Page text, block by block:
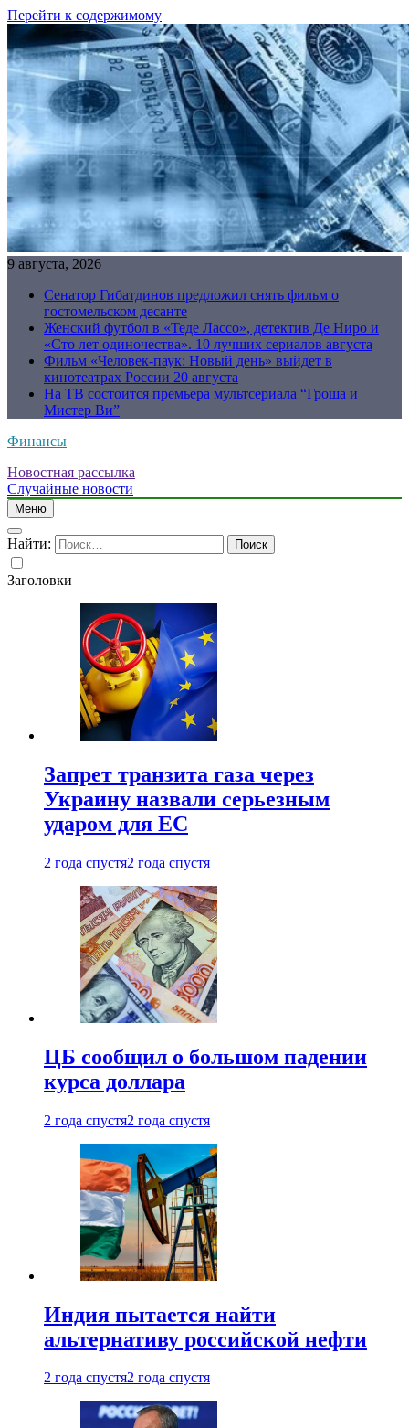
Перейти к содержимому
9 августа, 2026
Сенатор Гибатдинов предложил снять фильм о
гостомельском десанте
Женский футбол в «Теде Лассо», детектив Де Ниро и
«Сто лет одиночества». 10 лучших сериалов августа
Фильм «Человек-паук: Новый день» выйдет в
кинотеатрах России 20 августа
На ТВ состоится премьера мультсериала “Гроша и
Мистер Ви”
Финансы
Новостная рассылка
Случайные новости
Меню
Найти:
Заголовки
Запрет транзита газа через
Украину назвали серьезным
ударом для ЕС
2 года спустя2 года спустя
ЦБ сообщил о большом падении
курса доллара
2 года спустя2 года спустя
Индия пытается найти
альтернативу российской нефти
2 года спустя2 года спустя